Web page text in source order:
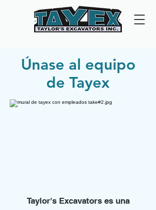
Únase al equipo
de Tayex
Taylor's Excavators es una